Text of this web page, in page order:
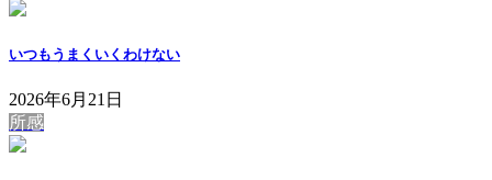
いつもうまくいくわけない
2026年6月21日
所感